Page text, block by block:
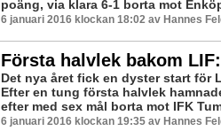
poäng, via klara 6-1 borta mot
6 januari 2016 klockan 18:02 av Hannes
Första halvlek bakom
Det nya året fick en dyster start för
Efter en tung första halvlek
efter med sex mål borta mot IFK
6 januari 2016 klockan 19:35 av Hannes